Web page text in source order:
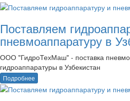
Поставляем
пневмоаппаратуру в
ООО "ГидроТехМаш" - поставка
гидроаппаратуры в Узбекистан
Подробнее